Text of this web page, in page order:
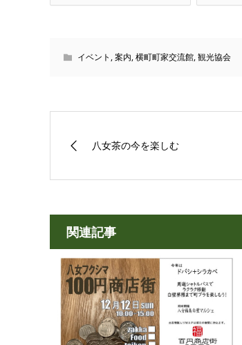
イベント ,案内,横町町家交流館,観光協会
八女茶の今を楽しむ
関連記事